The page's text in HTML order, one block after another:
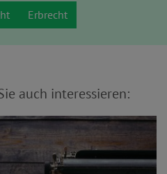
Erbrecht
auch interessieren: